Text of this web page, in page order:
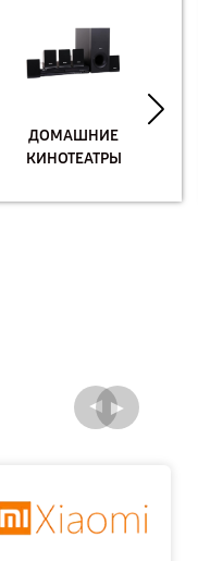
ДОМАШНИЕ
КИНОТЕАТРЫ